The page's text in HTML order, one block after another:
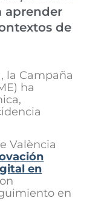
aprender
de
la Campaña
ha
València
en
en